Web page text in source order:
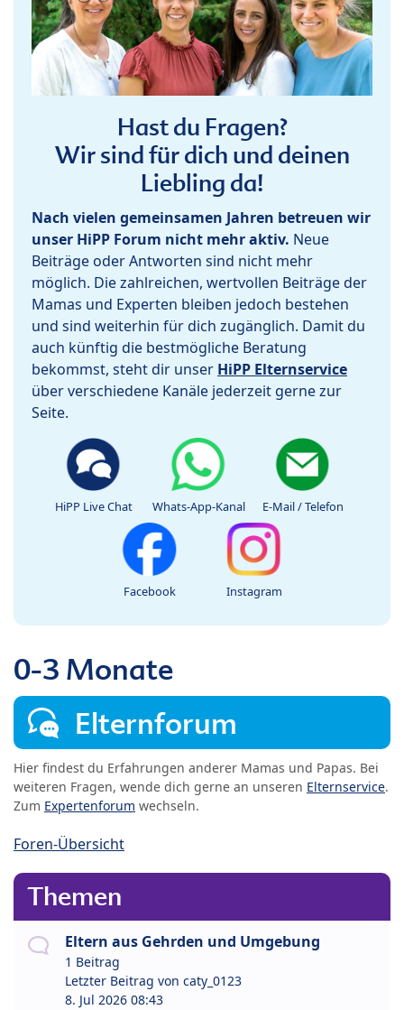
Hast du Fragen?
Wir sind für dich und deinen
Liebling da!
Nach vielen gemeinsamen Jahren betreuen wir
unser HiPP Forum nicht mehr aktiv. Neue
Beiträge oder Antworten sind nicht mehr
möglich. Die zahlreichen, wertvollen Beiträge der
Mamas und Experten bleiben jedoch bestehen
und sind weiterhin für dich zugänglich. Damit du
auch künftig die bestmögliche Beratung
bekommst, steht dir unser HiPP Elternservice
über verschiedene Kanäle jederzeit gerne zur
Seite.
HiPP Live Chat Whats-App-Kanal E-Mail / Telefon
Facebook Instagram
0-3 Monate
Elternforum
Hier findest du Erfahrungen anderer Mamas und Papas. Bei
weiteren Fragen, wende dich gerne an unseren Elternservice.
Zum Expertenforum wechseln.
Foren-Übersicht
Themen
Eltern aus Gehrden und Umgebung
1 Beitrag
Letzter Beitrag von caty_0123
8. Jul 2026 08:43